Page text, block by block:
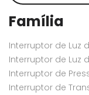
Família
Interruptor de Luz
Interruptor de Luz
Interruptor de
Interruptor de